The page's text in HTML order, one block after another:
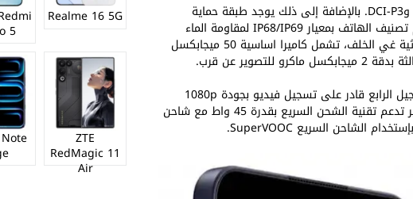
تتميز الشاشة بسطوع عالي يصل إلى 1200 نتس مع تغطية 100% من sRGB وDCI-P3. بالإضافة إلى ذلك يوجد طبقة حماية
Dragontrail Star 2 على الواجهة الأمامية لحمايتها ضد الخدش والكسر. وتم تصنيف الهاتف بمعيار IP68/IP69 لمقاومة الماء
والغبار بعمق يصل إلى 2 متر ولمدة نصف ساعة. الهواتف مزودة بكاميرات ثلاثية غي الخلف، تشمل كاميرا اساسية 50 ميجابكسل
ويمكن تسجيل فيديو بجودة تصل إلى 4k مع طراز الجيل الخامس بينما طراز الجيل الرابع قادر على تسجيل فيديو بجودة 1080p
بمعدل 30 إطار في الثانية. يعمل كلا الهاتفين ببطاريات كبيرة 5800 ملي امبير تدعم تقنية الشحن السريع بقدرة 45 واط مع شاحن
Realme 16 5G
5
ZTE
RedMagic 11
Air